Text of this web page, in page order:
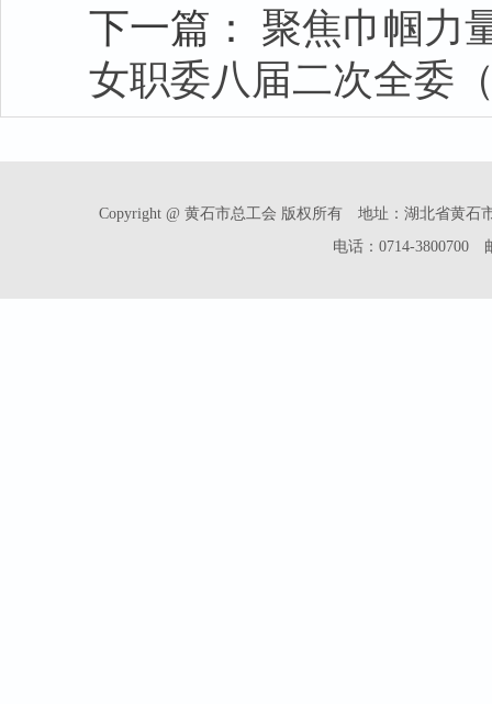
下一篇：
聚焦巾帼力
女职委八届二次全委
Copyright @ 黄石市总工会 版权所有 地址：湖北省黄
电话：0714-3800700